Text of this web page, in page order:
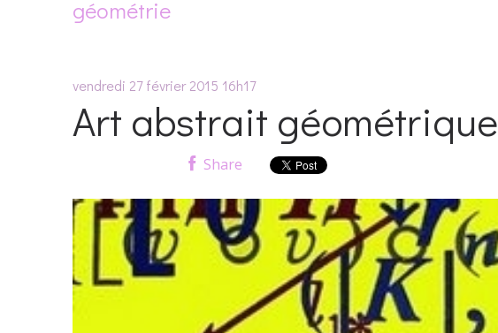
géométrie
vendredi 27 février 2015 16h17
Art abstrait géométrique
Share